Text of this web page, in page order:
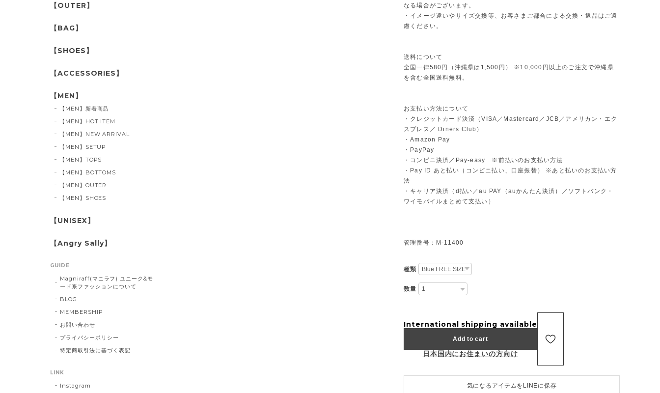
なる場合がございます。
・イメージ違いやサイズ交換等、お客さまご都合による交換・返品はご遠
慮ください。
送料について
全国一律580円（沖縄県は1,500円） ※10,000円以上のご注文で沖縄県
を含む全国送料無料。
お支払い方法について
・クレジットカード決済（VISA／Mastercard／JCB／アメリカン・エク
スプレス／ Diners Club）
・Amazon Pay
・PayPay
・コンビニ決済／Pay-easy ※前払いのお支払い方法
・Pay ID あと払い（コンビニ払い、口座振替） ※あと払いのお支払い方
法
・キャリア決済（d払い／au PAY（auかんたん決済）／ソフトバンク・
ワイモバイルまとめて支払い）
管理番号：M-11400
種類
数量
International shipping available
Add to cart
日本国内にお住まいの方向け
気になるアイテムをLINEに保存
【OUTER】
【BAG】
【SHOES】
【ACCESSORIES】
【MEN】
【MEN】新着商品
【MEN】HOT ITEM
【MEN】NEW ARRIVAL
【MEN】SETUP
【MEN】TOPS
【MEN】BOTTOMS
【MEN】OUTER
【MEN】SHOES
【UNISEX】
【Angry Sally】
GUIDE
Magniraff(マニラフ) ユニーク&モ
ード系ファッションについて
BLOG
MEMBERSHIP
お問い合わせ
プライバシーポリシー
特定商取引法に基づく表記
LINK
Instagram